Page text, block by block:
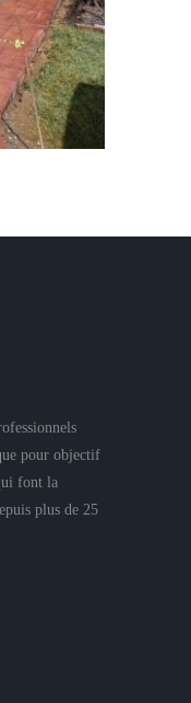
pour objectif
font la
plus de 25